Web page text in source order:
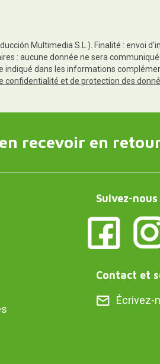
Multimedia S.L.). Finalité : envoi
: aucune donnée ne sera
indiqué dans les informations
confidentialité et de protection des
recevoir en
Suivez-
Contact et
Écrivez-